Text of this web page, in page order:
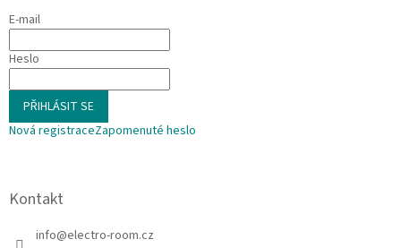
E-mail
Heslo
PŘIHLÁSIT SE
Nová registraceZapomenuté heslo
Kontakt
info@electro-room.cz